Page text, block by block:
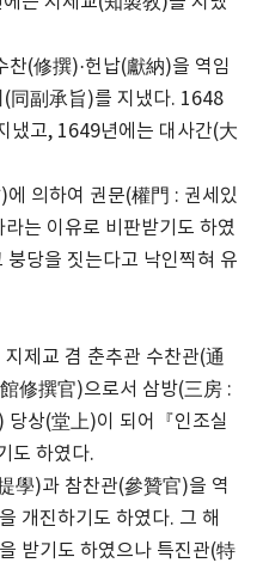
찬(修撰)·헌납(獻納)을 역임
(同副承旨)를 지냈다. 1648
냈고, 1649년에는 대사간(大
의하여 권문(權門 : 권세있
는 이유로 비판받기도 하였
당을 짓는다고 낙인찍혀 유
제교 겸 춘추관 수찬관(通
修撰官)으로서 삼방(三房 :
당상(堂上)이 되어『인조실
도 하였다.
學)과 참찬관(參贊官)을 역
개진하기도 하였다. 그 해
받기도 하였으나 특진관(特